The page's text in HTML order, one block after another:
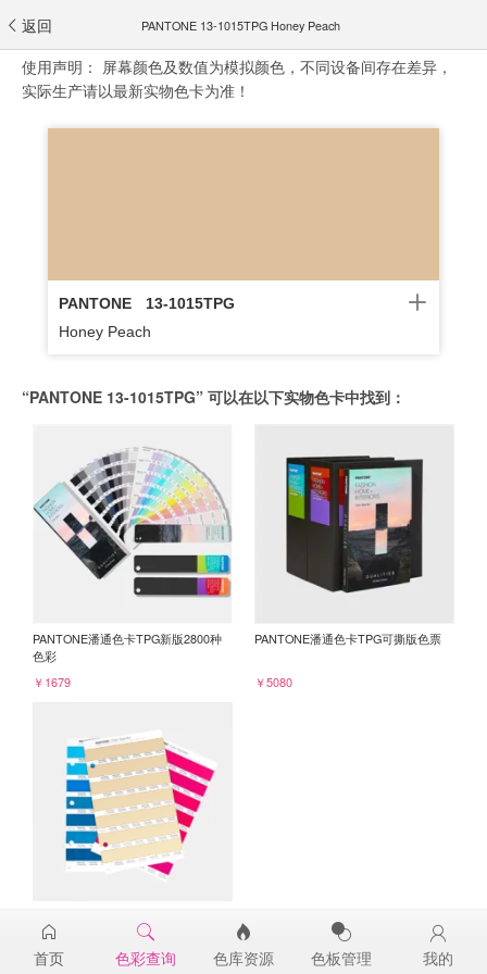
返回 PANTONE 13-1015TPG Honey Peach
使用声明： 屏幕颜色及数值为模拟颜色，不同设备间存在差异，
实际生产请以最新实物色卡为准！
PANTONE
13-1015TPG
Honey Peach
“PANTONE 13-1015TPG” 可以在以下实物色卡中找到：
PANTONE潘通色卡TPG新版2800种
色彩
￥1679
PANTONE潘通色卡TPG可撕版色票
￥5080
13-1015TPG
￥98
首页 色彩查询 色库资源 色板管理 我的